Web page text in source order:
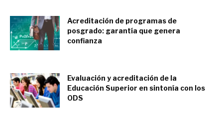
Acreditación de programas de
posgrado: garantía que genera
confianza
Evaluación y acreditación de la
Educación Superior en sintonía con los
ODS